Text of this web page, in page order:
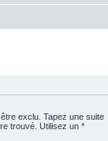
exclu. Tapez une suite
trouvé. Utilisez un *